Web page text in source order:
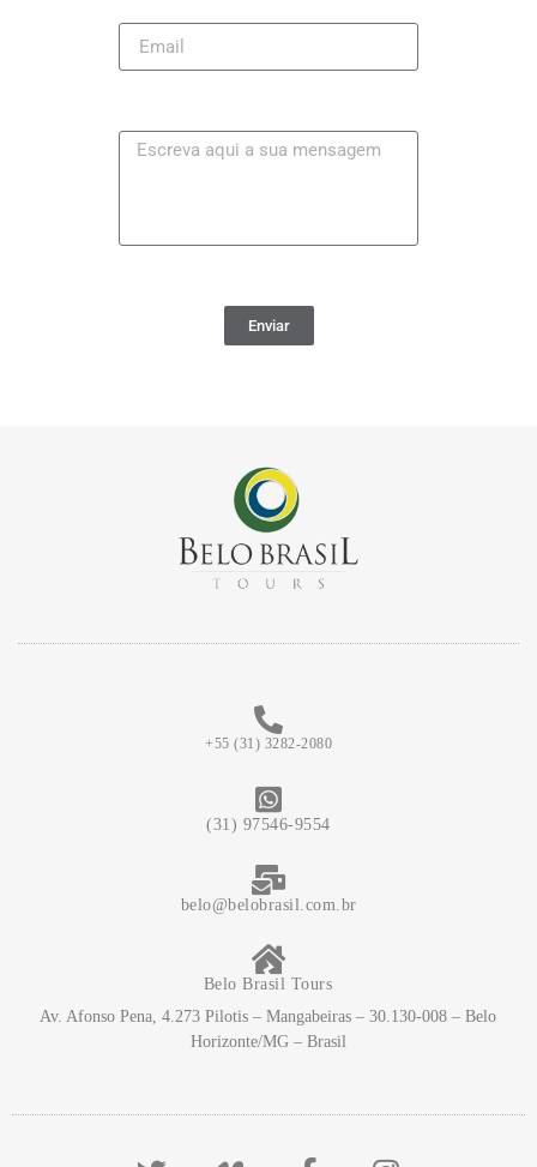
Enviar
+55 (31) 3282-2080
(31) 97546-9554
belo@belobrasil.com.br
Belo Brasil Tours
Av. Afonso Pena, 4.273 Pilotis – Mangabeiras – 30.130-008 – Belo
Horizonte/MG – Brasil